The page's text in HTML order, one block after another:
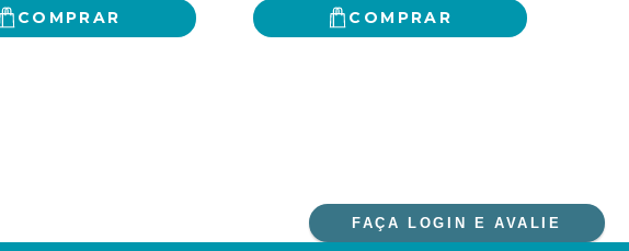
COMPRAR COMPRAR
FAÇA LOGIN E AVALIE